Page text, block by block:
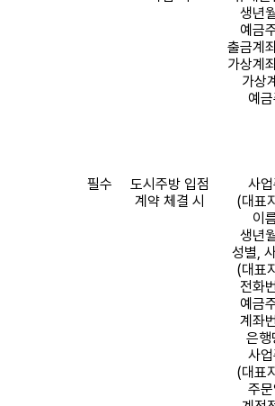
생년
예금
출금계
가상계
가상
예
필수
도시주방 입점
계약 체결 시
사
(대표
이
생년
성별,
(대표
전화
예금
계좌
은행
사
(대표
주문